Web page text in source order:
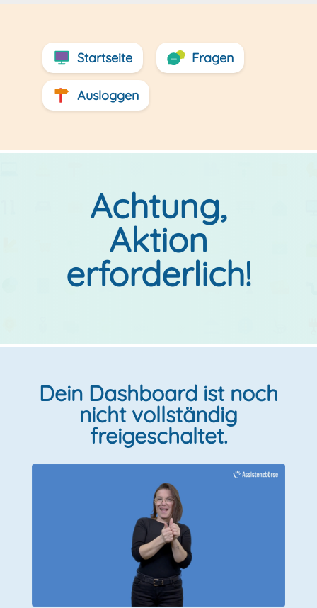
Startseite Fragen
Ausloggen
Achtung,
Aktion
erforderlich!
Dein Dashboard ist noch
nicht vollständig
freigeschaltet.